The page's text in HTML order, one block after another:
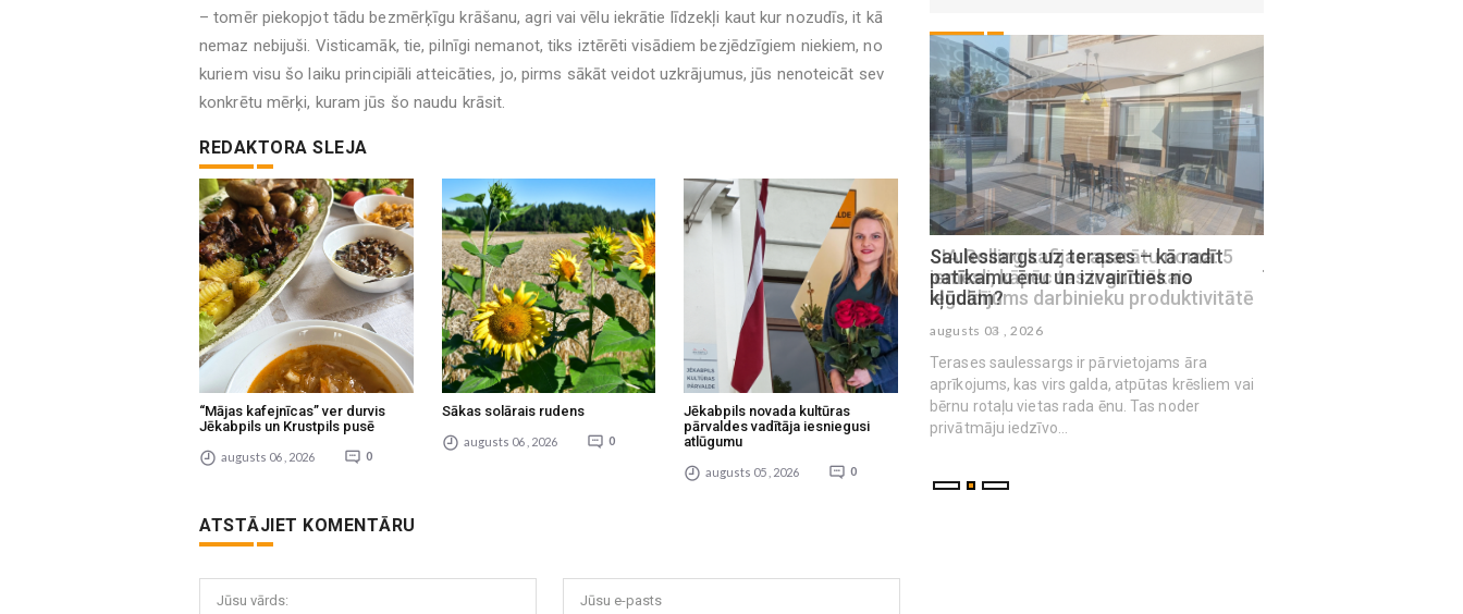
– tomēr piekopjot tādu bezmērķīgu krāšanu, agri vai vēlu iekrātie līdzekļi kaut kur nozudīs, it kā
nemaz nebijuši. Visticamāk, tie, pilnīgi nemanot, tiks iztērēti visādiem bezjēdzīgiem niekiem, no
kuriem visu šo laiku principiāli atteicāties, jo, pirms sākāt veidot uzkrājumus, jūs nenoteicāt sev
konkrētu mērķi, kuram jūs šo naudu krāsit.
REDAKTORA SLEJA
“Mājas kafejnīcas” ver durvis
Jēkabpils un Krustpils pusē
augusts 06 , 2026 0
Sākas solārais rudens
augusts 06 , 2026 0
Jēkabpils novada kultūras
pārvaldes vadītāja iesniegusi
atlūgumu
augusts 05 , 2026 0
ATSTĀJIET KOMENTĀRU
Jūsu vārds: Jūsu e-pasts
SIA Rolling kafijas aparātu noma: 5
iemesli, kāpēc tas ir gudrākais
ieguldījums darbinieku produktivitātē
augusts 04 , 2026
Saulessargs uz terases – kā radīt
patīkamu ēnu un izvairīties no
kļūdām?
augusts 03 , 2026
Terases saulessargs ir pārvietojams āra
aprīkojums, kas virs galda, atpūtas krēsliem vai
bērnu rotaļu vietas rada ēnu. Tas noder
privātmāju iedzīvo...